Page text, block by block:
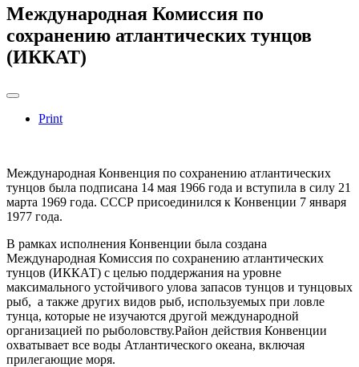
Международная Комиссия по
сохранению атлантических тунцов
(ИККАТ)
Print
Международная Конвенция по сохранению атлантических
тунцов была подписана 14 мая 1966 года и вступила в силу 21
марта 1969 года. СССР присоединился к Конвенции 7 января
1977 года.
В рамках исполнения Конвенции была создана
Международная Комиссия по сохранению атлантических
тунцов (ИККАТ) с целью поддержания на уровне
максимального устойчивого улова запасов тунцов и тунцовых
рыб, а также других видов рыб, используемых при ловле
тунца, которые не изучаются другой международной
организацией по рыболовству.Район действия Конвенции
охватывает все воды Атлантического океана, включая
прилегающие моря.